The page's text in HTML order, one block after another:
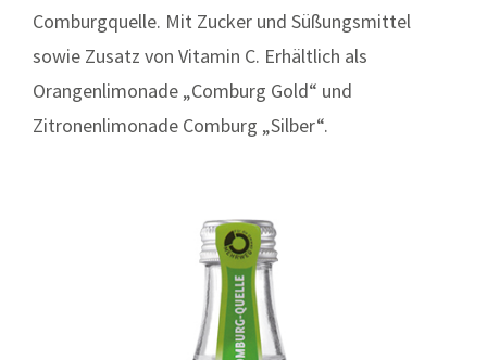
Comburgquelle. Mit Zucker und Süßungsmittel
sowie Zusatz von Vitamin C. Erhältlich als
Orangenlimonade „Comburg Gold“ und
Zitronenlimonade Comburg „Silber“.